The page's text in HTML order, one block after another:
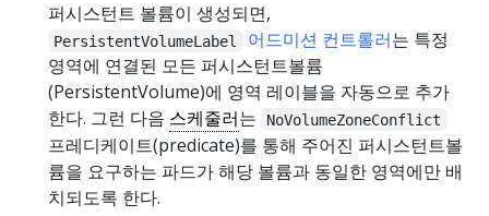
퍼시스턴트 볼륨이 생성되면,
PersistentVolumeLabel 어드미션 컨트롤러는 특정
영역에 연결된 모든 퍼시스턴트볼륨
(PersistentVolume)에 영역 레이블을 자동으로 추가
한다. 그런 다음 스케줄러는 NoVolumeZoneConflict
프레디케이트(predicate)를 통해 주어진 퍼시스턴트볼
륨을 요구하는 파드가 해당 볼륨과 동일한 영역에만 배
치되도록 한다.